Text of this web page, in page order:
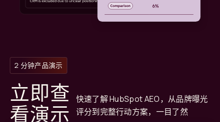
2 分钟产品演示
立即查
看演示
快速了解 HubSpot AEO，从品牌曝光
评分到完整行动方案，一目了然